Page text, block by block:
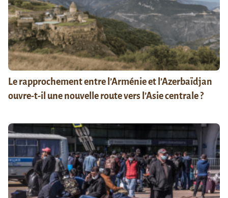
Le rapprochement entre l’Arménie et l’Azerbaïdjan
ouvre-t-il une nouvelle route vers l’Asie centrale ?